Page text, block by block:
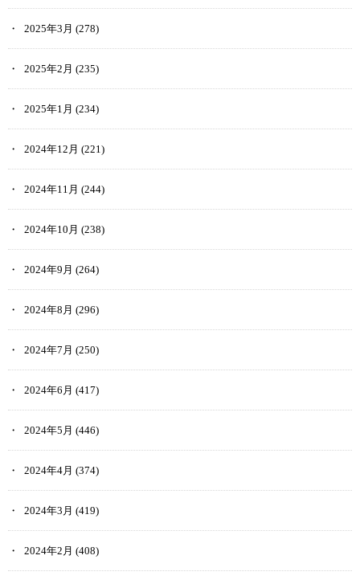
2025年3月 (278)
2025年2月 (235)
2025年1月 (234)
2024年12月 (221)
2024年11月 (244)
2024年10月 (238)
2024年9月 (264)
2024年8月 (296)
2024年7月 (250)
2024年6月 (417)
2024年5月 (446)
2024年4月 (374)
2024年3月 (419)
2024年2月 (408)